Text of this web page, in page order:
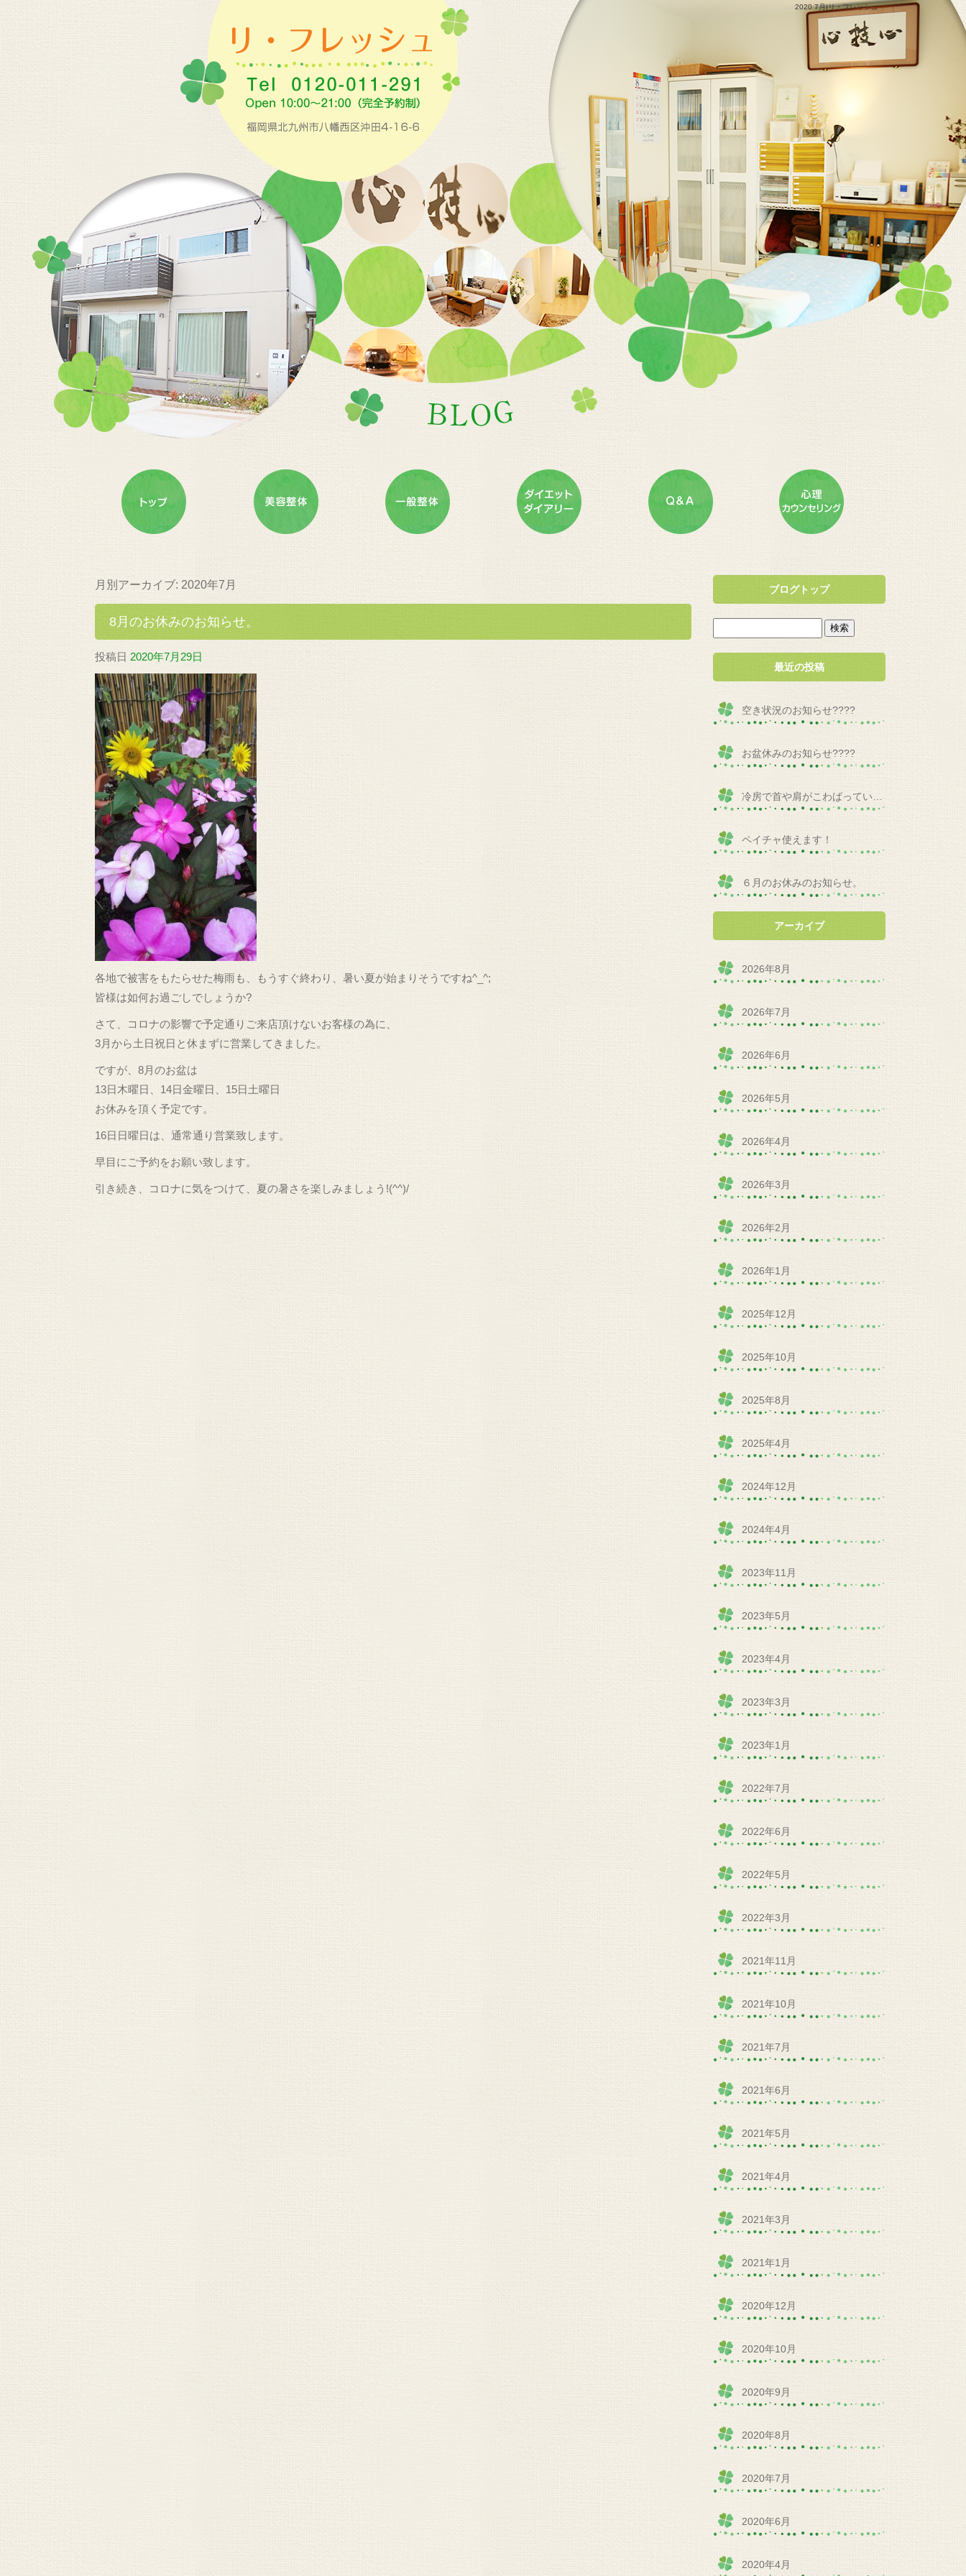
2020 7月|リ・フレッシュ
月別アーカイブ: 2020年7月
8月のお休みのお知らせ。
投稿日 2020年7月29日
各地で被害をもたらせた梅雨も、もうすぐ終わり、暑い夏が始まりそうですね^_^;
皆様は如何お過ごしでしょうか?
さて、コロナの影響で予定通りご来店頂けないお客様の為に、
3月から土日祝日と休まずに営業してきました。
ですが、8月のお盆は
13日木曜日、14日金曜日、15日土曜日
お休みを頂く予定です。
16日日曜日は、通常通り営業致します。
早目にご予約をお願い致します。
引き続き、コロナに気をつけて、夏の暑さを楽しみましょう!(^^)/
ブログトップ
最近の投稿
空き状況のお知らせ????
お盆休みのお知らせ????
ペイチャ使えます！
６月のお休みのお知らせ。
アーカイブ
2026年8月
2026年7月
2026年6月
2026年5月
2026年4月
2026年3月
2026年2月
2026年1月
2025年12月
2025年10月
2025年8月
2025年4月
2024年12月
2024年4月
2023年11月
2023年5月
2023年4月
2023年3月
2023年1月
2022年7月
2022年6月
2022年5月
2022年3月
2021年11月
2021年10月
2021年7月
2021年6月
2021年5月
2021年4月
2021年3月
2021年1月
2020年12月
2020年10月
2020年9月
2020年8月
2020年7月
2020年6月
2020年4月